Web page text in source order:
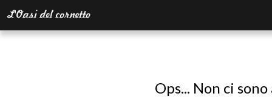
Ops... Non ci